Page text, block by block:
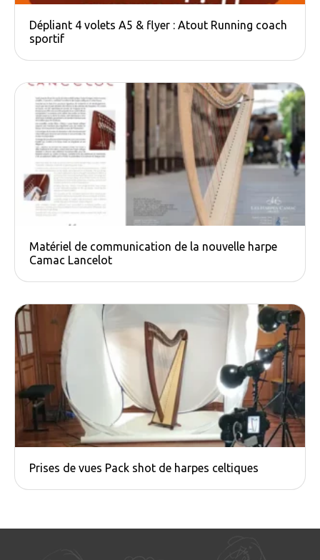
Dépliant 4 volets A5 & flyer : Atout Running coach
sportif
Matériel de communication de la nouvelle harpe
Camac​ Lancelot
Prises de vues Pack shot de harpes celtiques